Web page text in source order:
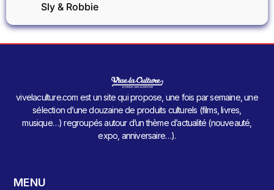
Sly & Robbie
vivelaculture.com est un site qui propose, une fois par semaine, une
sélection d’une douzaine de produits culturels (films, livres,
musique…) regroupés autour d’un thème d’actualité (nouveauté,
expo, anniversaire…).
MENU